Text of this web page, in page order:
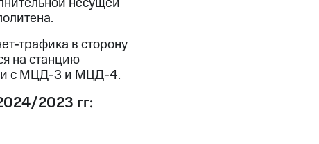
трафика в сторону
на станцию
с МЦД-3 и МЦД-4.
2023 гг: